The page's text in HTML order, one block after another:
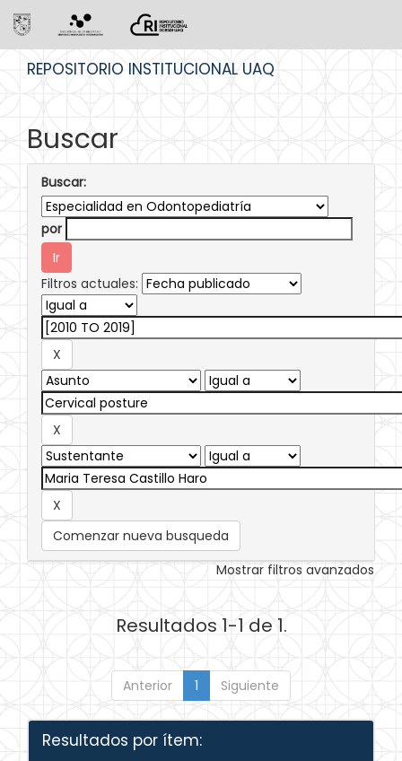
REPOSITORIO INSTITUCIONAL UAQ
Buscar
Buscar:
por
Filtros actuales:
Comenzar nueva busqueda
Mostrar filtros avanzados
Resultados 1-1 de 1.
Anterior 1 Siguiente
Resultados por ítem: